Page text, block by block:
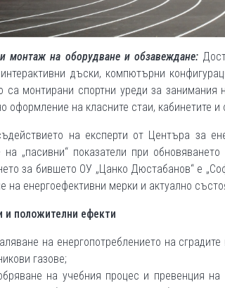
монтаж на оборудване и обзавеждане:
дъски, компютърни
са монтирани спортни уреди за
оформление на класните стаи, кабинетите и
на експерти от Центъра за
на „пасивни“ показатели при
за бившето ОУ „Цанко Дюстабанов“ е
на енергоефективни мерки и актуално
и положителни ефекти
на енергопотреблението на
газове;
на учебния процес и превенция